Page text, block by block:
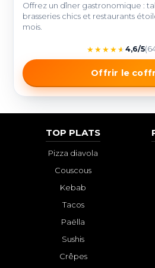
Offrez un dîner gastronomique :
brasseries chics et restaurants
mois.
★★★★★ 4,6/5
Offrir le
TOP PLATS
Pizza diavola
Couscous
Kebab
Tacos
Paëlla
Sushis
Crêpes